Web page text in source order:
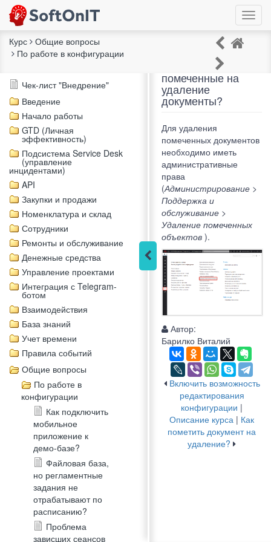
Курс
Общие вопросы
По работе в конфигурации
Чек-лист "Внедрение"
Введение
Начало работы
GTD (Личная
эффективность)
Подсистема Service Desk
(управление
инцидентами)
API
Закупки и продажи
Номенклатура и склад
Сотрудники
Ремонты и обслуживание
Денежные средства
Управление проектами
Интеграция с Telegram-
ботом
Взаимодействия
База знаний
Учет времени
Правила событий
Общие вопросы
По работе в
конфигурации
Как подключить
мобильное
приложение к
демо-базе?
Файловая база,
но регламентные
задания не
отрабатывают по
расписанию?
Проблема
зависших сеансов
Как удалить
помеченные на
удаление
документы?
Для удаления
помеченных документов
необходимо иметь
административные
права
(Администрирование >
Поддержка и
обслуживание >
Удаление помеченных
объектов ).
Автор:
Барилко Виталий
Включить возможность
редактирования
конфигурации |
Описание курса | Как
пометить документ на
удаление?